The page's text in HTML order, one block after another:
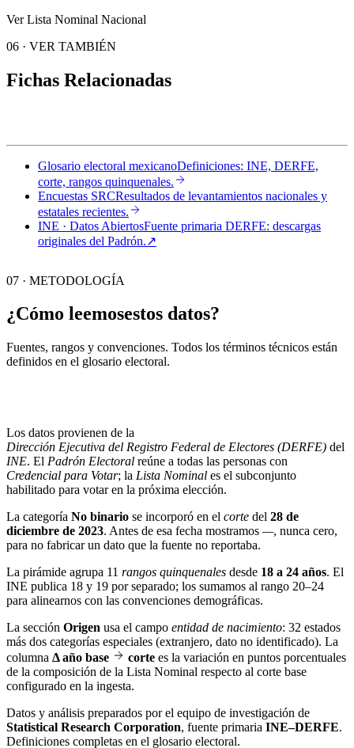
Ver Lista Nominal Nacional
06 · VER TAMBIÉN
Fichas Relacionadas
Glosario electoral mexicanoDefiniciones: INE, DERFE,
corte, rangos quinquenales.
Encuestas SRCResultados de levantamientos nacionales y
estatales recientes.
INE · Datos AbiertosFuente primaria DERFE: descargas
originales del Padrón.↗︎
07 · METODOLOGÍA
¿Cómo leemosestos datos?
Fuentes, rangos y convenciones. Todos los términos técnicos están
definidos en el glosario electoral.
Los datos provienen de la
Dirección Ejecutiva del Registro Federal de Electores (DERFE) del
INE. El Padrón Electoral reúne a todas las personas con
Credencial para Votar; la Lista Nominal es el subconjunto
habilitado para votar en la próxima elección.
La categoría No binario se incorporó en el corte del 28 de
diciembre de 2023. Antes de esa fecha mostramos —, nunca cero,
para no fabricar un dato que la fuente no reportaba.
La pirámide agrupa 11 rangos quinquenales desde 18 a 24 años. El
INE publica 18 y 19 por separado; los sumamos al rango 20–24
para alinearnos con las convenciones demográficas.
La sección Origen usa el campo entidad de nacimiento: 32 estados
más dos categorías especiales (extranjero, dato no identificado). La
columna Δ año base corte es la variación en puntos porcentuales
de la composición de la Lista Nominal respecto al corte base
configurado en la ingesta.
Datos y análisis preparados por el equipo de investigación de
Statistical Research Corporation, fuente primaria INE–DERFE.
Definiciones completas en el glosario electoral.